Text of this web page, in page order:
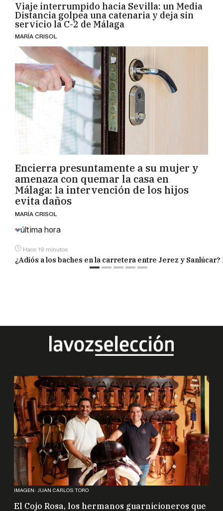
Viaje interrumpido hacia Sevilla: un Media
Distancia golpea una catenaria y deja sin
servicio la C-2 de Málaga
MARÍA CRISOL
Encierra presuntamente a su mujer y
amenaza con quemar la casa en
Málaga: la intervención de los hijos
evita daños
MARÍA CRISOL
última hora
Hace 19 minutos
¿Adiós a los baches en la carretera entre Jerez y
IMAGEN: JUAN CARLOS TORO
El Cojo Rosa, los hermanos guarnicioneros que